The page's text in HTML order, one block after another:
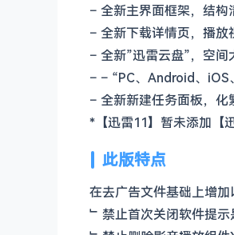
– 全新主界面框架，结构
– 全新下载详情页，播放
– 全新”迅雷云盘”，空间
– – “PC、Android、iOS
– 全新新建任务面板，化
*【迅雷11】暂未添加【
此版特点
在去广告文件基础上增加
﹂禁止首次关闭软件提